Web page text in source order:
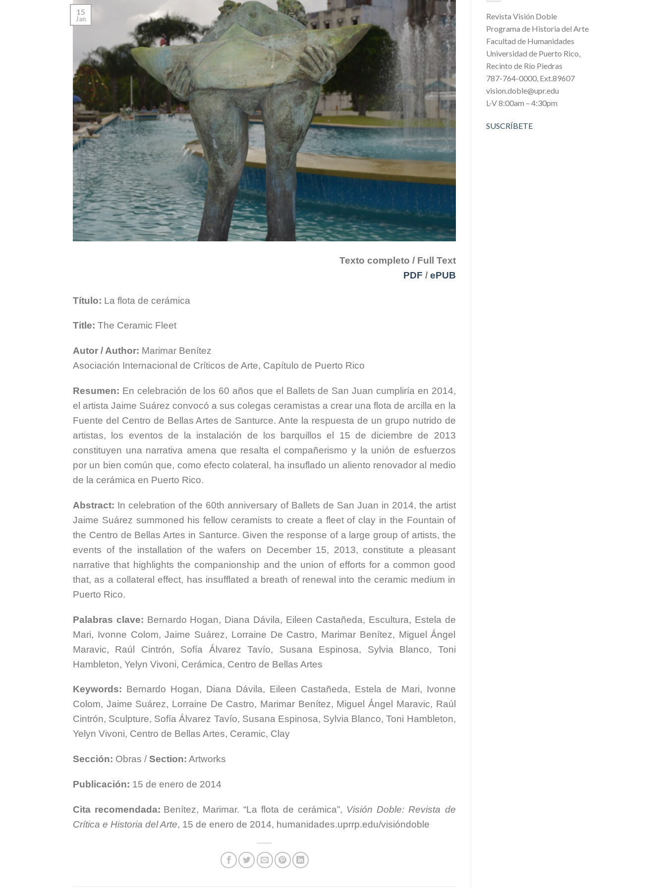
15
Jan
Texto completo / Full Text
PDF / ePUB
Título: La flota de cerámica
Title: The Ceramic Fleet
Autor / Author: Marimar Benítez
Asociación Internacional de Críticos de Arte, Capítulo de Puerto Rico
Resumen: En celebración de los 60 años que el Ballets de San Juan cumpliría en 2014,
el artista Jaime Suárez convocó a sus colegas ceramistas a crear una flota de arcilla en la
Fuente del Centro de Bellas Artes de Santurce. Ante la respuesta de un grupo nutrido de
artistas, los eventos de la instalación de los barquillos el 15 de diciembre de 2013
constituyen una narrativa amena que resalta el compañerismo y la unión de esfuerzos
por un bien común que, como efecto colateral, ha insuflado un aliento renovador al medio
de la cerámica en Puerto Rico.
Abstract: In celebration of the 60th anniversary of Ballets de San Juan in 2014, the artist
Jaime Suárez summoned his fellow ceramists to create a fleet of clay in the Fountain of
the Centro de Bellas Artes in Santurce. Given the response of a large group of artists, the
events of the installation of the wafers on December 15, 2013, constitute a pleasant
narrative that highlights the companionship and the union of efforts for a common good
that, as a collateral effect, has insufflated a breath of renewal into the ceramic medium in
Puerto Rico.
Palabras clave: Bernardo Hogan, Diana Dávila, Eileen Castañeda, Escultura, Estela de
Mari, Ivonne Colom, Jaime Suárez, Lorraine De Castro, Marimar Benítez, Miguel Ángel
Maravic, Raúl Cintrón, Sofía Álvarez Tavío, Susana Espinosa, Sylvia Blanco, Toni
Hambleton, Yelyn Vivoni, Cerámica, Centro de Bellas Artes
Keywords: Bernardo Hogan, Diana Dávila, Eileen Castañeda, Estela de Mari, Ivonne
Colom, Jaime Suárez, Lorraine De Castro, Marimar Benítez, Miguel Ángel Maravic, Raúl
Cintrón, Sculpture, Sofía Álvarez Tavío, Susana Espinosa, Sylvia Blanco, Toni Hambleton,
Yelyn Vivoni, Centro de Bellas Artes, Ceramic, Clay
Sección: Obras / Section: Artworks
Publicación: 15 de enero de 2014
Cita recomendada: Benítez, Marimar. “La flota de cerámica”, Visión Doble: Revista de
Crítica e Historia del Arte, 15 de enero de 2014, humanidades.uprrp.edu/visióndoble
Revista Visión Doble
Programa de Historia del Arte
Facultad de Humanidades
Universidad de Puerto Rico,
Recinto de Río Piedras
787-764-0000, Ext.89607
vision.doble@upr.edu
L-V 8:00am – 4:30pm
SUSCRÍBETE